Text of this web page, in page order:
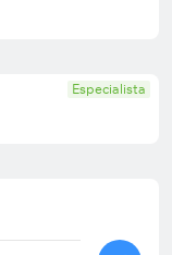
Especialista